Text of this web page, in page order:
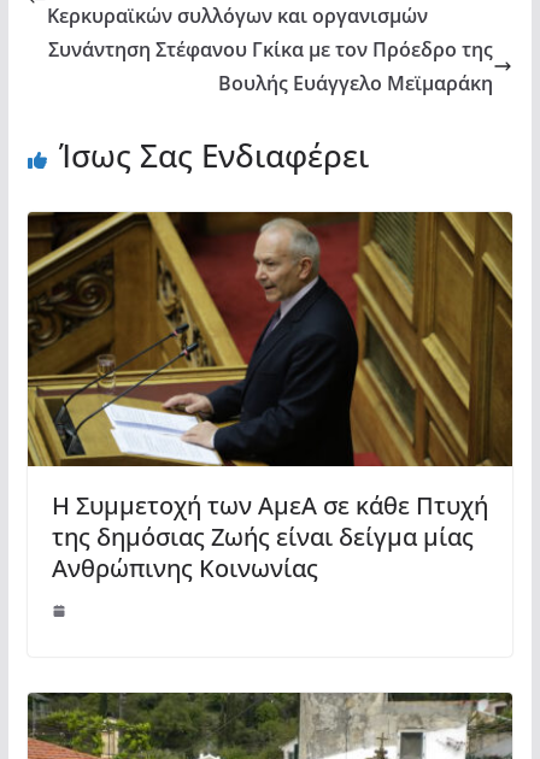
Κερκυραϊκών συλλόγων και οργανισμών
Συνάντηση Στέφανου Γκίκα με τον Πρόεδρο της
Βουλής Ευάγγελο Μεϊμαράκη
Ίσως Σας Ενδιαφέρει
Η Συμμετοχή των ΑμεΑ σε κάθε Πτυχή
της δημόσιας Ζωής είναι δείγμα μίας
Ανθρώπινης Κοινωνίας